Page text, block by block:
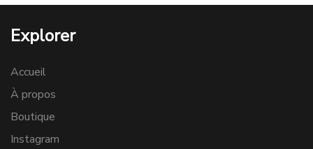
Explorer
Accueil
À propos
Boutique
Instagram